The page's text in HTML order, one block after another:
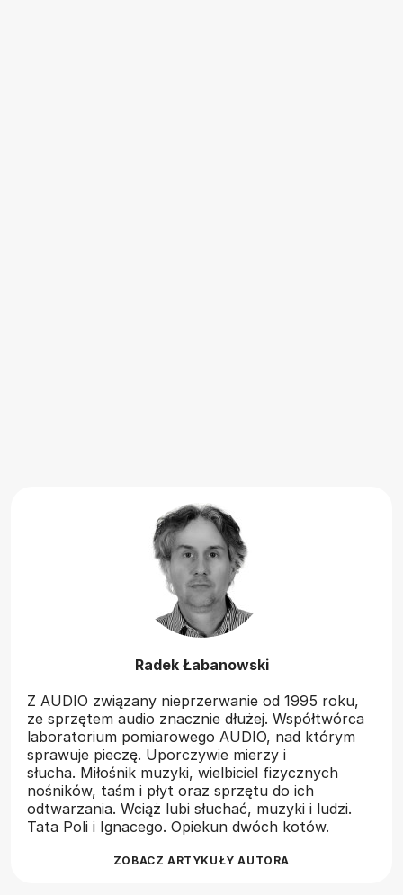
Radek Łabanowski
Z AUDIO związany nieprzerwanie od 1995 roku,
ze sprzętem audio znacznie dłużej. Współtwórca
laboratorium pomiarowego AUDIO, nad którym
sprawuje pieczę. Uporczywie mierzy i
słucha. Miłośnik muzyki, wielbiciel fizycznych
nośników, taśm i płyt oraz sprzętu do ich
odtwarzania. Wciąż lubi słuchać, muzyki i ludzi.
Tata Poli i Ignacego. Opiekun dwóch kotów.
ZOBACZ ARTYKUŁY AUTORA